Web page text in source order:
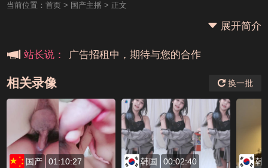
当前位置： 首页> 国产主播 > 正文
展开简介
站长说： 广告招租中，期待与您的合作
相关录像 换一批
国产 01:10:27 韩国 00:02:40 韩